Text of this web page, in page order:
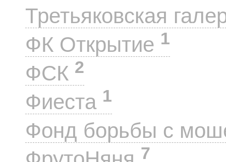
Третьяковская
ФК Открытие 1
ФСК 2
Фиеста 1
Фонд борьбы с
7